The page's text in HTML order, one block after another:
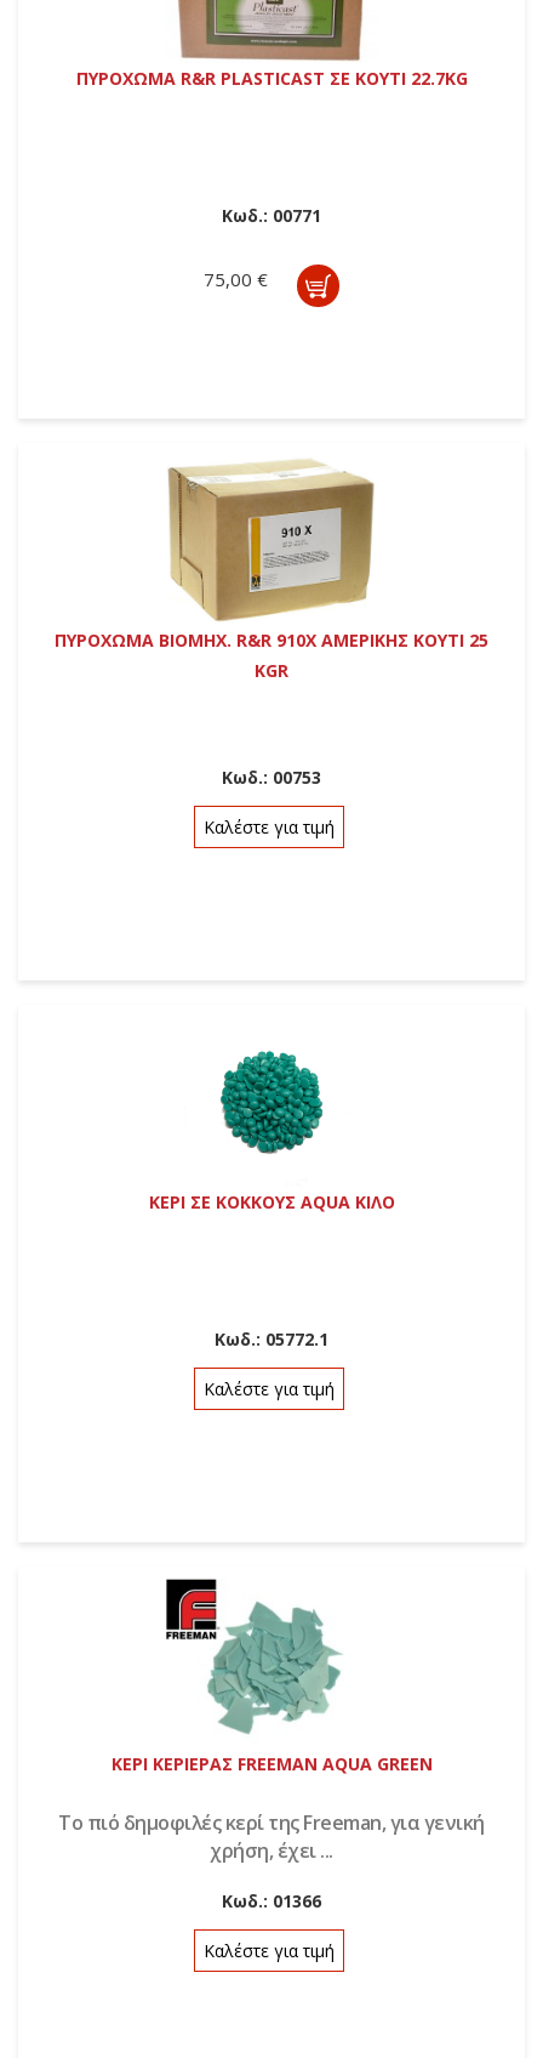
ΠΥΡΟΧΩΜΑ R&R PLASTICAST ΣΕ ΚΟΥΤΙ 22.7KG
Κωδ.: 00771
75,00 €
ΠΥΡΟΧΩΜΑ BIOMHX. R&R 910X ΑΜΕΡΙΚΗΣ ΚΟΥΤΙ 25
KGR
Κωδ.: 00753
Καλέστε για τιμή
ΚΕΡΙ ΣΕ ΚΟΚΚΟΥΣ AQUA ΚΙΛΟ
Κωδ.: 05772.1
Καλέστε για τιμή
ΚΕΡΙ ΚΕΡΙΕΡΑΣ FREEMAN AQUA GREEN
Το πιό δημοφιλές κερί της Freeman, για γενική
χρήση, έχει ...
Κωδ.: 01366
Καλέστε για τιμή